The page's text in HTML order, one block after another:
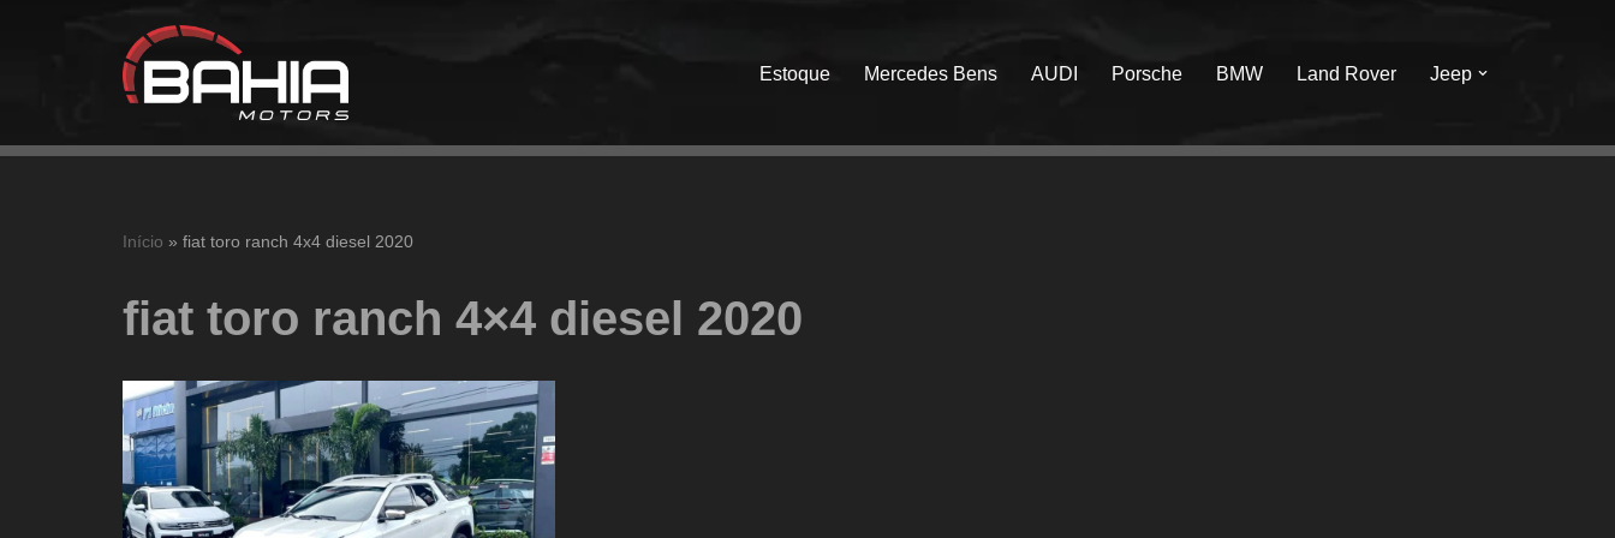
Estoque Mercedes Bens AUDI Porsche BMW Land Rover Jeep
Início » fiat toro ranch 4x4 diesel 2020
fiat toro ranch 4×4 diesel 2020